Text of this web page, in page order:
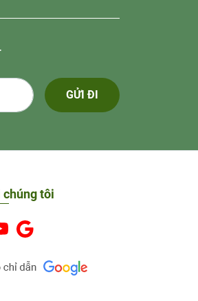
GỬI ĐI
chúng tôi